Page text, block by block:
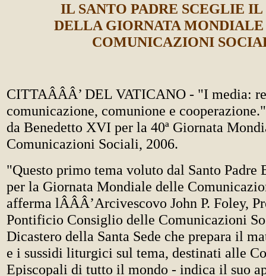
IL SANTO PADRE SCEGLIE
DELLA GIORNATA
COMUNICAZIONI
CITTAÂÂÂ’ DEL VATICANO - "I media:
comunicazione, comunione e
da Benedetto XVI per la 40ª Giornata
Comunicazioni Sociali, 2006.
"Questo primo tema voluto dal Santo Padre
per la Giornata Mondiale delle
afferma lÂÂÂ’Arcivescovo John P. Foley,
Pontificio Consiglio delle Comunicazioni
Dicastero della Santa Sede che prepara il
e i sussidi liturgici sul tema, destinati alle
Episcopali di tutto il mondo - indica il suo